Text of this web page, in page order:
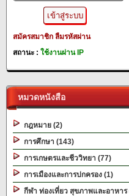
สมัครสมาชิก ลืมรหัสผ่าน
สถานะ : ใช้งานผ่าน IP
หมวดหนังสือ
กฎหมาย (2)
การศึกษา (143)
การเกษตรและชีววิทยา (77)
การเมืองและการปกครอง (1)
กีฬา ท่องเที่ยว สุขภาพและอาหาร